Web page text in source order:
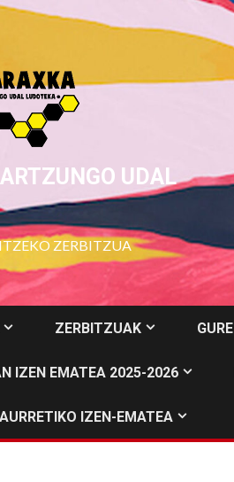
UDAL
ZERBITZUA
ZERBITZUAK
IZEN EMATEA 2025-2026
IZEN-EMATEA